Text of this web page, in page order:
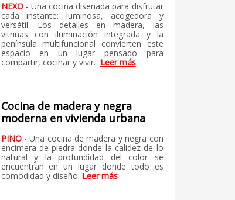
NEXO - Una cocina diseñada para disfrutar
cada instante: luminosa, acogedora y
versátil. Los detalles en madera, las
vitrinas con iluminación integrada y la
península multifuncional convierten este
espacio en un lugar pensado para
compartir, cocinar y vivir. Leer más
Cocina de madera y negra
moderna en vivienda urbana
PINO - Una cocina de madera y negra con
encimera de piedra donde la calidez de lo
natural y la profundidad del color se
encuentran en un lugar donde todo es
comodidad y diseño. Leer más